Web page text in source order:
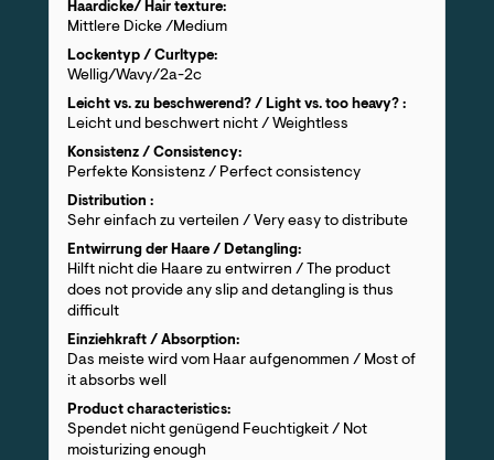
Haardicke/ Hair texture:
Mittlere Dicke /Medium
Lockentyp / Curltype:
Wellig/Wavy/2a-2c
Leicht vs. zu beschwerend? / Light vs. too heavy? :
Leicht und beschwert nicht / Weightless
Konsistenz / Consistency:
Perfekte Konsistenz / Perfect consistency
Distribution :
Sehr einfach zu verteilen / Very easy to distribute
Entwirrung der Haare / Detangling:
Hilft nicht die Haare zu entwirren / The product
does not provide any slip and detangling is thus
difficult
Einziehkraft / Absorption:
Das meiste wird vom Haar aufgenommen / Most of
it absorbs well
Product characteristics:
Spendet nicht genügend Feuchtigkeit / Not
moisturizing enough